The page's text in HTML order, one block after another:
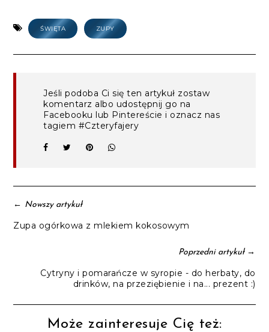
ŚWIĘTA ZUPY
Jeśli podoba Ci się ten artykuł zostaw
komentarz albo udostępnij go na
Facebooku lub Pintereście i oznacz nas
tagiem #Czteryfajery
← Nowszy artykuł
Zupa ogórkowa z mlekiem kokosowym
Poprzedni artykuł→
Cytryny i pomarańcze w syropie - do herbaty, do
drinków, na przeziębienie i na... prezent :)
Może zainteresuje Cię też: